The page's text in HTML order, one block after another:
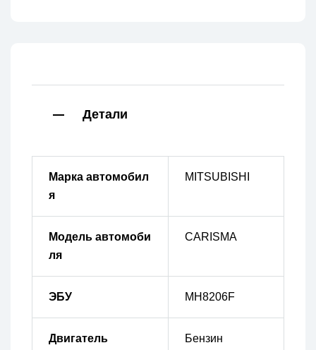
Детали
Марка автомобил
я
MITSUBISHI
Модель автомоби
ля
CARISMA
ЭБУ MH8206F
Двигатель Бензин